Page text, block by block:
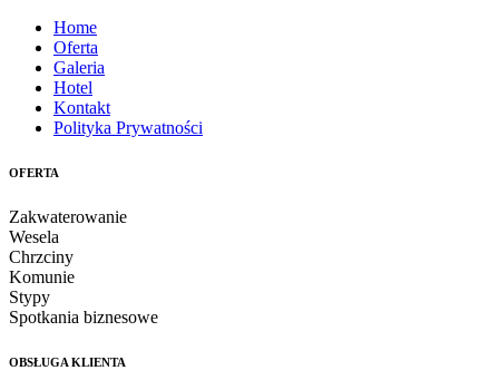
Home
Oferta
Galeria
Hotel
Kontakt
Polityka Prywatności
OFERTA
Zakwaterowanie
Wesela
Chrzciny
Komunie
Stypy
Spotkania biznesowe
OBSŁUGA KLIENTA